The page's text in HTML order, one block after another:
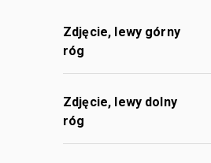
Zdjęcie, lewy górny
róg
Zdjęcie, lewy dolny
róg